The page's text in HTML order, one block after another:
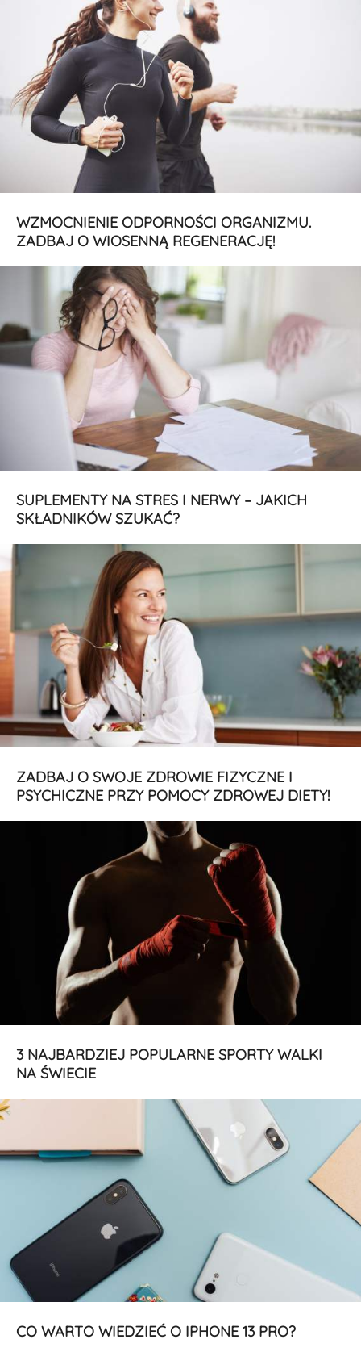
WZMOCNIENIE ODPORNOŚCI ORGANIZMU.
ZADBAJ O WIOSENNĄ REGENERACJĘ!
SUPLEMENTY NA STRES I NERWY – JAKICH
SKŁADNIKÓW SZUKAĆ?
ZADBAJ O SWOJE ZDROWIE FIZYCZNE I
PSYCHICZNE PRZY POMOCY ZDROWEJ DIETY!
3 NAJBARDZIEJ POPULARNE SPORTY WALKI
NA ŚWIECIE
CO WARTO WIEDZIEĆ O IPHONE 13 PRO?